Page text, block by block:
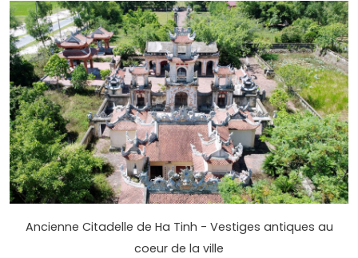
Ancienne Citadelle de Ha Tinh - Vestiges antiques au
coeur de la ville